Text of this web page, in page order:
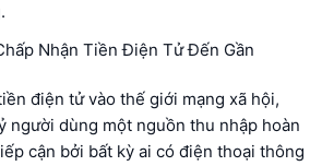
Nhận Tiền Điện Tử Đến Gần
điện tử vào thế giới mạng xã hội,
người dùng một nguồn thu nhập hoàn
cận bởi bất kỳ ai có điện thoại thông